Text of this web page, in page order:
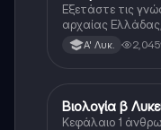
Εξετάστε τις
αρχαίας
Λυκείου.Α' Λυκ. 2,045
Βιολογία
Βιολογία β
Κεφάλαιο 1